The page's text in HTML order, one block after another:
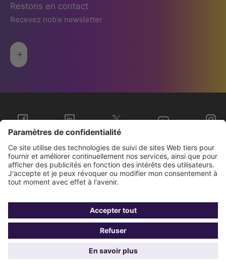
Restons en contact
Recevez notre newsletter
Sopra Steria Groupe
Investisseurs
Nous connaître
Contact
Données